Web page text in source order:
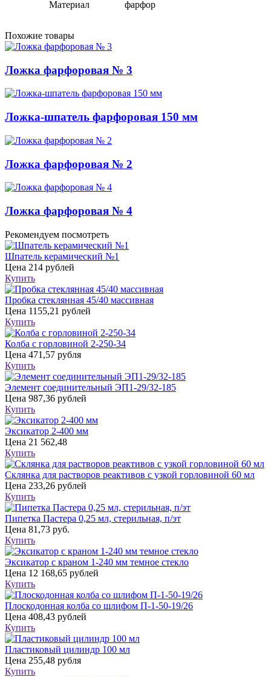
Материал фарфор
Похожие товары
Ложка фарфоровая № 3
Ложка-шпатель фарфоровая 150 мм
Ложка фарфоровая № 2
Ложка фарфоровая № 4
Рекомендуем посмотреть
Шпатель керамический №1
Цена 214 рублей
Купить
Пробка стеклянная 45/40 массивная
Цена 1155,21 рублей
Купить
Колба с горловиной 2-250-34
Цена 471,57 рубля
Купить
Элемент соединительный ЭП1-29/32-185
Цена 987,36 рублей
Купить
Эксикатор 2-400 мм
Цена 21 562,48
Купить
Склянка для растворов реактивов с узкой горловиной 60 мл
Цена 233,26 рублей
Купить
Пипетка Пастера 0,25 мл, стерильная, п/эт
Цена 81,73 руб.
Купить
Эксикатор с краном 1-240 мм темное стекло
Цена 12 168,65 рублей
Купить
Плоскодонная колба со шлифом П-1-50-19/26
Цена 408,43 рублей
Купить
Пластиковый цилиндр 100 мл
Цена 255,48 рубля
Купить